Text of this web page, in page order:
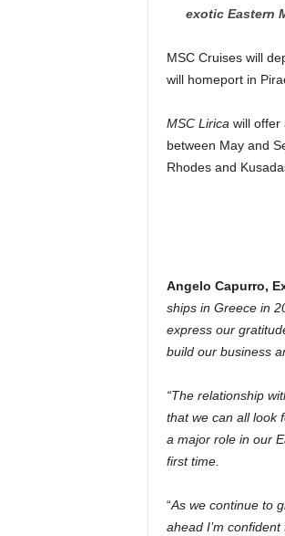
exotic Eastern
MSC Cruises will
will homeport in
MSC Lirica will offer
between May and
Rhodes and
Angelo Capurro,
ships in Greece in
express our
build our business
“The relationship
that we can all look
a major role in our
first time.
“As we continue to
ahead I’m